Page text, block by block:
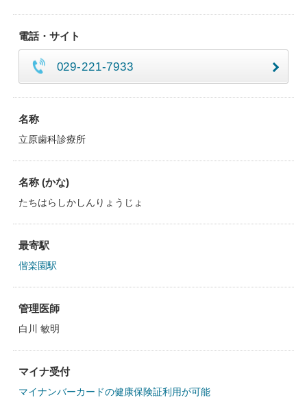
電話・サイト
029-221-7933
名称
立原歯科診療所
名称 (かな)
たちはらしかしんりょうじょ
最寄駅
偕楽園駅
管理医師
白川 敏明
マイナ受付
マイナンバーカードの健康保険証利用が可能